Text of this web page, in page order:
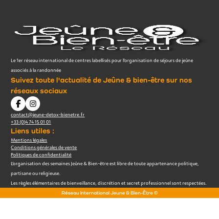
Le 1er réseau international de centres labellisés pour l’organisation de séjours de jeûne
associés à la randonnée
Suivez toute l'actualité de Jeûne & bien-être sur nos
réseaux sociaux
contact@jeune-detox-bienetre.fr
+33 (0)4 74 15 01 01
Liens utiles :
Mentions légales
Conditions générales de vente
Politiques de confidentialité
L’organisation des semaines Jeûne & Bien-être est libre de toute appartenance politique,
partisane ou religieuse.
Les règles élémentaires de bienveillance, discrétion et secret professionnel sont respectées.
Réseau International Jeune & Bien-Être ©